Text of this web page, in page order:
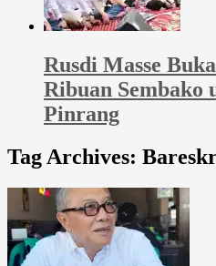
Rusdi Masse
Ribuan Sembako
Pinrang
Tag Archives: